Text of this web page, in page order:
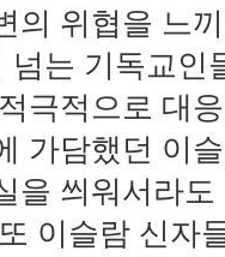
의 위협을 느
넘는 기독교인
극적으로 대
가담했던 이
을 씌워서라
이슬람 신자